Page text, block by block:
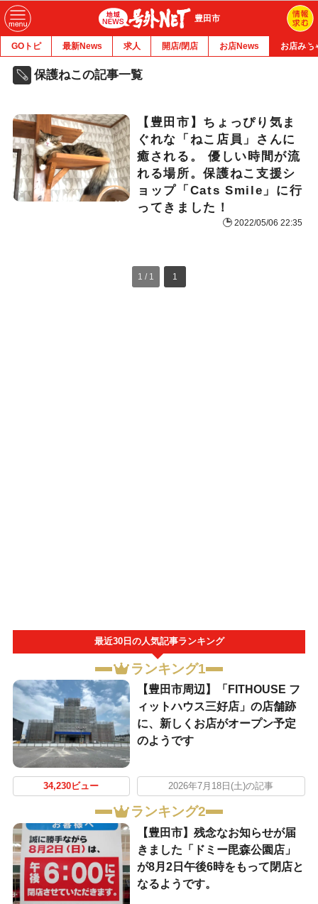
豊田市
GOトピ 最新News 求人 開店/閉店 お店News お店みち
保護ねこの記事一覧
【豊田市】ちょっぴり気ま
ぐれな「ねこ店員」さんに
癒される。 優しい時間が流
れる場所。保護ねこ支援シ
ョップ「Cats Smile」に行
ってきました！
2022/05/06 22:35
1 / 1 1
最近30日の人気記事ランキング
ランキング1
【豊田市周辺】「FITHOUSE フ
ィットハウス三好店」の店舗跡
に、新しくお店がオープン予定
のようです
34,230ビュー 2026年7月18日(土)の記事
ランキング2
【豊田市】残念なお知らせが届
きました「ドミー毘森公園店」
が8月2日午後6時をもって閉店と
なるようです。